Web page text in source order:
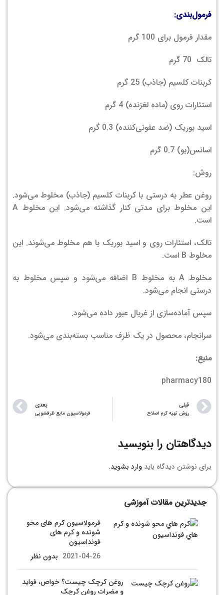
فرمول‌بندی:
مقدار فرمول برای 100 گرم
تالک 70 گرم
کربنات کلسیم (جاذب) 25 گرم
استئارات روی (ماده لغزنده) 4 گرم
اسید بوریک (ضد عفونی‌کننده) 0.3 گرم
اسانس(بو) 0.7 گرم
روش:
روغن عطر به درستی با کربنات کلسیم (جاذب) مخلوط می‌شود.
این مخلوط برای مدتی کنار گذاشته می‌شود. این مخلوط A
است.
تالک، استئارات روی و اسید بوریک با هم مخلوط می‌شوند. این
مخلوط B است.
مخلوط A به مخلوط B اضافه می‌شود و سپس مخلوط به
درستی انجام می‌شود.
سپس آماده‌سازی از غربال عبور داده می‌شود.
سرانجام، محصول در یک ظرف مناسب بسته‌بندی می‌شود.
منبع:
pharmacy180
قبلی
روش تهیه کرم اصلاح
بعدی
فرمولاسیون مایع ظرفشویی
دیدگاهتان را بنویسید
برای نوشتن دیدگاه باید وارد بشوید.
جدیدترین مقالات آموزشی
فرمولاسیون کرم های محو
شونده و کرم های
فونداسیون
2021-04-26 بدون نظر
روغن کرچک چیست؟ خواص، فواید
و مضرات روغن کرچک